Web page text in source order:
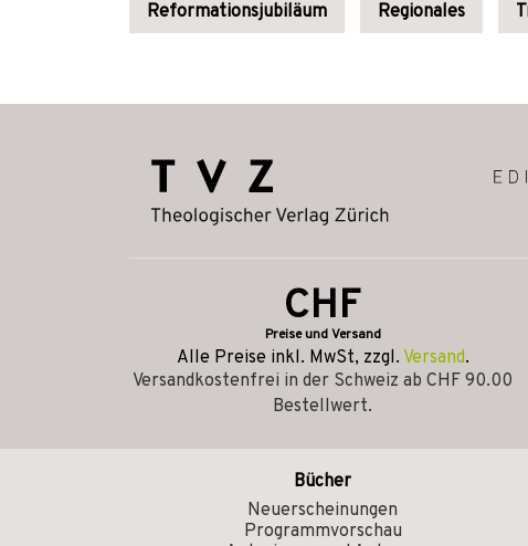
Reformationsjubiläum Regionales
CHF
Preise und Versand
Alle Preise inkl. MwSt, zzgl. Versand.
Versandkostenfrei in der Schweiz ab CHF 90.00
Bestellwert.
Bücher
Neuerscheinungen
Programmvorschau